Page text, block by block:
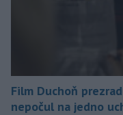
Film Duchoň
nepočul na jedno